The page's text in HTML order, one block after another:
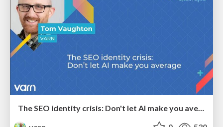
The SEO identity crisis: Don't let AI make you average